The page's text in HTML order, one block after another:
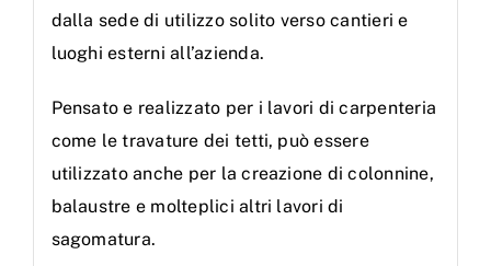
piano
di
con
staffa
di
bloccaggio
macchina
dalla sede di utilizzo solito verso cantieri e
luoghi esterni all’azienda.
Pensato e realizzato per i lavori di carpenteria
come le travature dei tetti, può essere
utilizzato anche per la creazione di colonnine,
balaustre e molteplici altri lavori di
sagomatura.